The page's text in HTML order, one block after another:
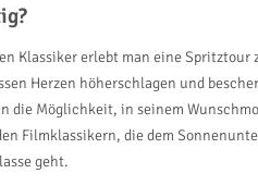
Klassiker erlebt man eine
Herzen höherschlagen und
die Möglichkeit, in seinem
Filmklassikern, die dem
geht.